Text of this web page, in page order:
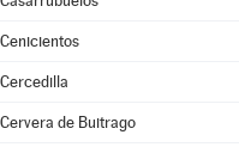
Cenicientos
Cercedilla
Cervera de Buitrago